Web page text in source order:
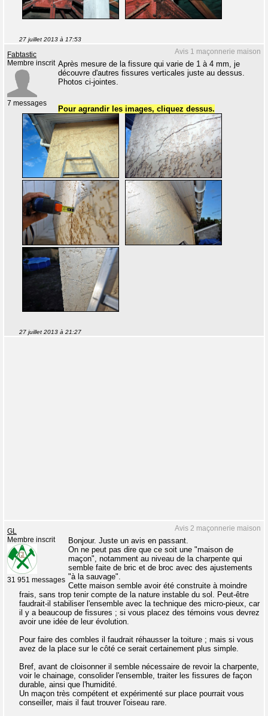
27 juillet 2013 à 17:53
Avis 1 maçonnerie maison
Fabtastic
Membre inscrit
7 messages
Après mesure de la fissure qui varie de 1 à 4 mm, je
découvre d'autres fissures verticales juste au dessus.
Photos ci-jointes.
Pour agrandir les images, cliquez dessus.
27 juillet 2013 à 21:27
Avis 2 maçonnerie maison
GL
Membre inscrit
31 951 messages
Bonjour. Juste un avis en passant.
On ne peut pas dire que ce soit une "maison de
maçon", notamment au niveau de la charpente qui
semble faite de bric et de broc avec des ajustements
"à la sauvage".
Cette maison semble avoir été construite à moindre
frais, sans trop tenir compte de la nature instable du sol. Peut-être
faudrait-il stabiliser l'ensemble avec la technique des micro-pieux, car
il y a beaucoup de fissures ; si vous placez des témoins vous devrez
avoir une idée de leur évolution.
Pour faire des combles il faudrait réhausser la toiture ; mais si vous
avez de la place sur le côté ce serait certainement plus simple.
Bref, avant de cloisonner il semble nécessaire de revoir la charpente,
voir le chainage, consolider l'ensemble, traiter les fissures de façon
durable, ainsi que l'humidité.
Un maçon très compétent et expérimenté sur place pourrait vous
conseiller, mais il faut trouver l'oiseau rare.